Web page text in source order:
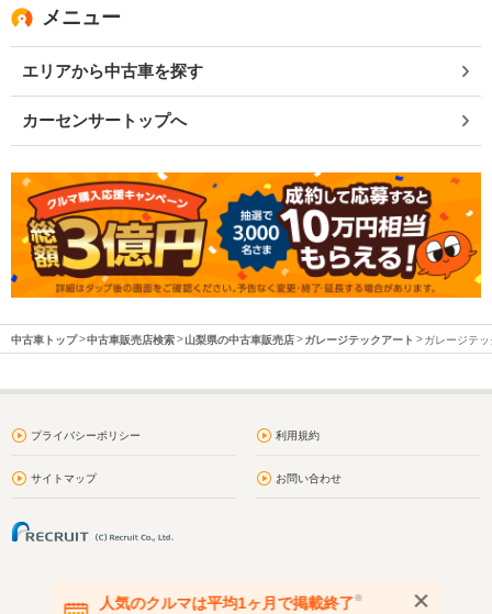
メニュー
エリアから中古車を探す
カーセンサートップへ
中古車トップ 中古車販売店検索 山梨県の中古車販売店 ガレージテックアート ガレージテ
プライバシーポリシー 利用規約
サイトマップ お問い合わせ
人気のクルマは平均1ヶ月で掲載終了※